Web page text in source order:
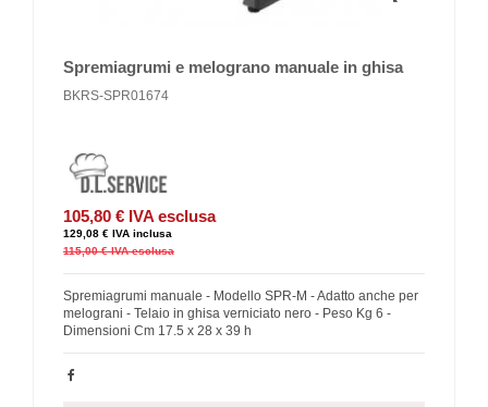
Spremiagrumi e melograno manuale in ghisa
BKRS-SPR01674
105,80 € IVA esclusa
129,08 € IVA inclusa
115,00 € IVA esclusa
Spremiagrumi manuale - Modello SPR-M - Adatto anche per
melograni - Telaio in ghisa verniciato nero - Peso Kg 6 -
Dimensioni Cm 17.5 x 28 x 39 h